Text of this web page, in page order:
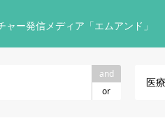
ー発信メディア「エムアンド」
and
or
医